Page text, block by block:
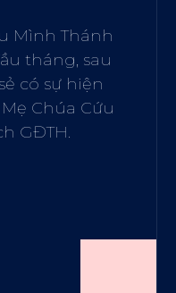
Mình Thánh
tháng, sau
có sự hiện
Chúa Cứu
GĐTH.